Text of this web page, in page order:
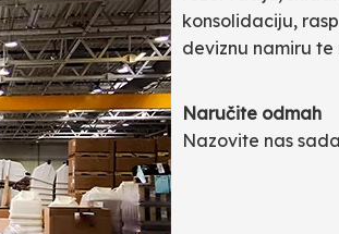
konsolidaciju,
deviznu namiru te
Naručite odmah
Nazovite nas